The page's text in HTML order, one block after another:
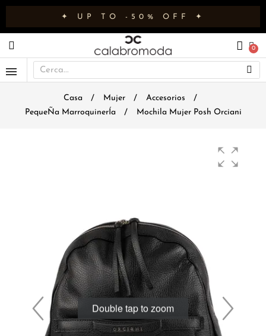
✦ UP TO -50% OFF ✦
Casa Mujer
Accesorios
PequeÑa MarroquinerÍa
Mochila Mujer Posh Orciani
Double tap to zoom